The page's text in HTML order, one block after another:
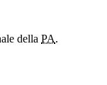
della PA.